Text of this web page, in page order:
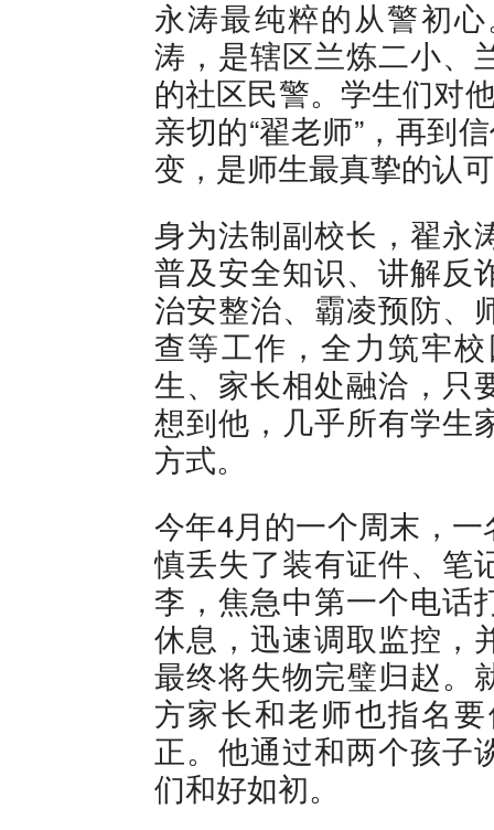
永涛最纯粹的从警初
涛，是辖区兰炼二小、
的社区民警。学生们对
亲切的“翟老师”，再到
变，是师生最真挚的认
身为法制副校长，翟永
普及安全知识、讲解反
治安整治、霸凌预防、
查等工作，全力筑牢
生、家长相处融洽，只
想到他，几乎所有学生
方式。
今年4月的一个周末，
慎丢失了装有证件、笔
李，焦急中第一个电话
休息，迅速调取监控，
最终将失物完璧归赵。
方家长和老师也指名
正。他通过和两个孩子
们和好如初。